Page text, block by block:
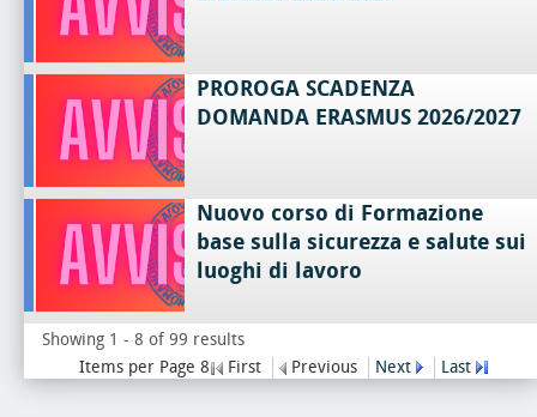
PROROGA SCADENZA
DOMANDA ERASMUS 2026/2027
Nuovo corso di Formazione
base sulla sicurezza e salute sui
luoghi di lavoro
Showing 1 - 8 of 99 results
Items per Page 8
First Previous Next Last